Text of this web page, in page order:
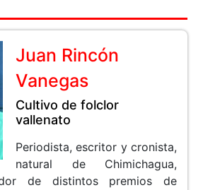
Juan Rincón
Vanegas
Cultivo de folclor
vallenato
Periodista, escritor y cronista,
natural de Chimichagua,
de distintos premios de